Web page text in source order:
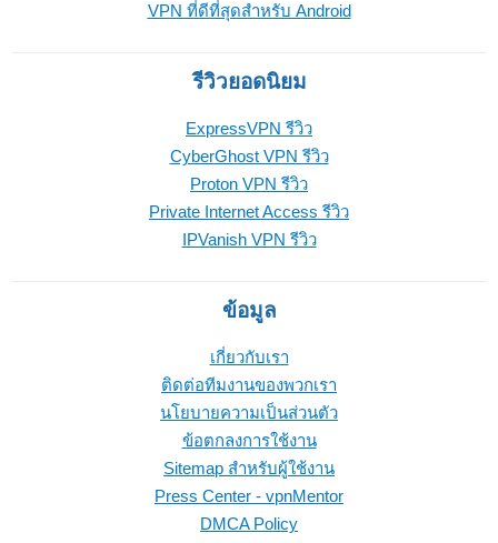
VPN ที่ดีที่สุดสำหรับ Android
รีวิวยอดนิยม
ExpressVPN รีวิว
CyberGhost VPN รีวิว
Proton VPN รีวิว
Private Internet Access รีวิว
IPVanish VPN รีวิว
ข้อมูล
เกี่ยวกับเรา
ติดต่อทีมงานของพวกเรา
นโยบายความเป็นส่วนตัว
ข้อตกลงการใช้งาน
Sitemap สำหรับผู้ใช้งาน
Press Center - vpnMentor
DMCA Policy